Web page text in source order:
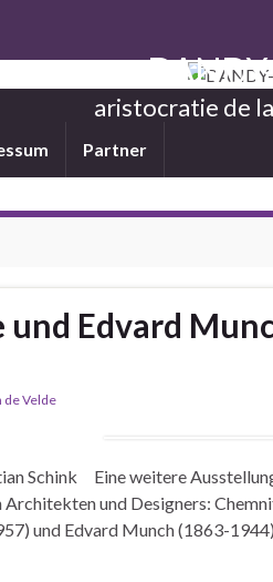
aristocratie de
Partner
und Edvard
de Velde
Schink Eine weitere
und Designers:
und Edvard Munch (1863-